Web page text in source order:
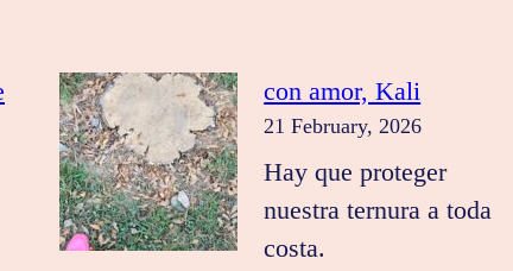
con amor, Kali
21 February, 2026
Hay que proteger
nuestra ternura a toda
costa.